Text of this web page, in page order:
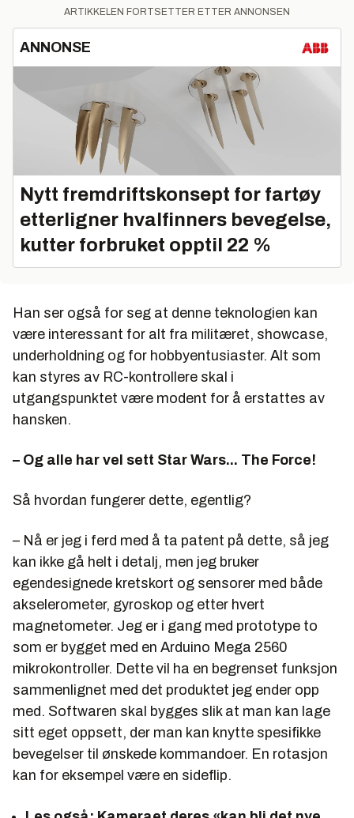
ARTIKKELEN FORTSETTER ETTER ANNONSEN
ANNONSE
Nytt fremdriftskonsept for fartøy
etterligner hvalfinners bevegelse,
kutter forbruket opptil 22 %
Han ser også for seg at denne teknologien kan
være interessant for alt fra militæret, showcase,
underholdning og for hobbyentusiaster. Alt som
kan styres av RC-kontrollere skal i
utgangspunktet være modent for å erstattes av
hansken.
– Og alle har vel sett Star Wars... The Force!
Så hvordan fungerer dette, egentlig?
– Nå er jeg i ferd med å ta patent på dette, så jeg
kan ikke gå helt i detalj, men jeg bruker
egendesignede kretskort og sensorer med både
akselerometer, gyroskop og etter hvert
magnetometer. Jeg er i gang med prototype to
som er bygget med en Arduino Mega 2560
mikrokontroller. Dette vil ha en begrenset funksjon
sammenlignet med det produktet jeg ender opp
med. Softwaren skal bygges slik at man kan lage
sitt eget oppsett, der man kan knytte spesifikke
bevegelser til ønskede kommandoer. En rotasjon
kan for eksempel være en sideflip.